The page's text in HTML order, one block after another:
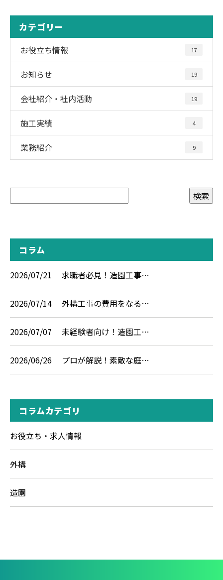
カテゴリー
お役立ち情報 17
お知らせ 19
会社紹介・社内活動 19
施工実績 4
業務紹介 9
コラム
2026/07/21 求職者必見！造園工事…
2026/07/14 外構工事の費用をなる…
2026/07/07 未経験者向け！造園工…
2026/06/26 プロが解説！素敵な庭…
コラムカテゴリ
お役立ち・求人情報
外構
造園